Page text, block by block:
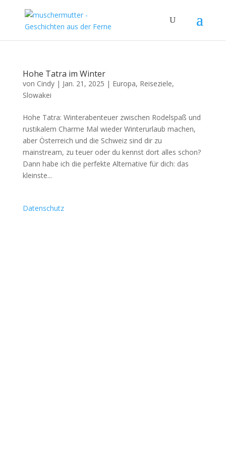
Hohe Tatra im Winter
von Cindy| Jan. 21, 2025 | Europa, Reiseziele,
Slowakei
Hohe Tatra: Winterabenteuer zwischen Rodelspaß und
rustikalem Charme Mal wieder Winterurlaub machen,
aber Österreich und die Schweiz sind dir zu
mainstream, zu teuer oder du kennst dort alles schon?
Dann habe ich die perfekte Alternative für dich: das
kleinste...
Datenschutz